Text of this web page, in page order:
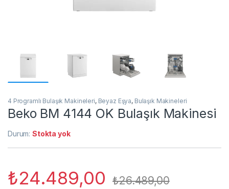
4 Programlı Bulaşık Makineleri, Beyaz Eşya, Bulaşık Makineleri
Beko BM 4144 OK Bulaşık Makinesi
Durum:Stokta yok
₺24.489,00 ₺26.489,00